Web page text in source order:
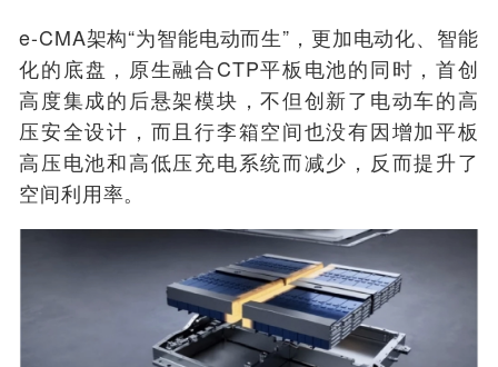
e-CMA架构“为智能电动而生”，更加电动化、智能
化的底盘，原生融合CTP平板电池的同时，首创
高度集成的后悬架模块，不但创新了电动车的高
压安全设计，而且行李箱空间也没有因增加平板
高压电池和高低压充电系统而减少，反而提升了
空间利用率。